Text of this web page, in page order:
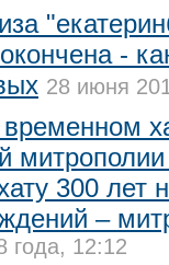
-
28 июня
300 лет
–
года, 12:12